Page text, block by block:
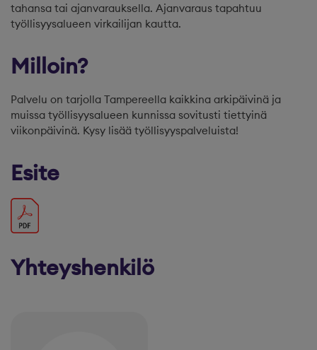
tahansa tai ajanvarauksella. Ajanvaraus tapahtuu
työllisyysalueen virkailijan kautta.
Milloin?
Palvelu on tarjolla Tampereella kaikkina arkipäivinä ja
muissa työllisyysalueen kunnissa sovitusti tiettyinä
viikonpäivinä. Kysy lisää työllisyyspalveluista!
Esite
Yhteyshenkilö